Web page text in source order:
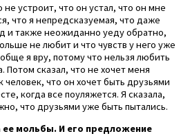
не устроит, что он устал, что он мне
что я непредсказуемая, что даже
и также неожиданно уеду обратно,
не любит и что чувств у него уже
я вру, потому что нельзя любить
Потом сказал, что не хочет меня
человек, что он хочет быть друзьями
когда все поуляжется. Я сказала,
что друзьями уже быть пытались.
ее мольбы. И его предложение